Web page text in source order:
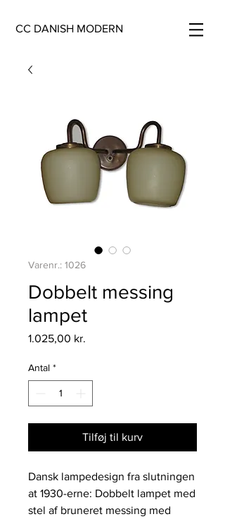
CC DANISH MODERN
Varenr.: 1026
Dobbelt messing
lampet
1.025,00 kr.
Antal *
Tilføj til kurv
Dansk lampedesign fra slutningen
at 1930-erne: Dobbelt lampet med
stel af bruneret messing med